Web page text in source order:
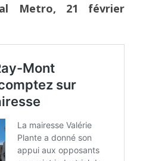
Metro, 21 février